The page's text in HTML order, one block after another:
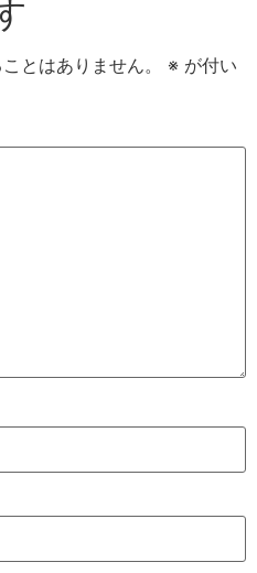
とはありません。 ※ が付い